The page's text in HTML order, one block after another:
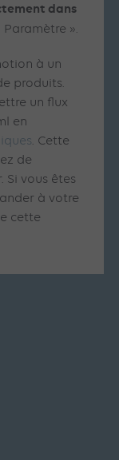
dans
Paramètre ».
à un
produits.
un flux
en
. Cette
de
Si vous êtes
à votre
cette